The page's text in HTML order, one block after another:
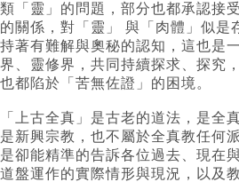
類「靈」的問題，部分也都承認接
的關係，對「靈」 與「肉體」似是
持著有難解與奧秘的認知，這也是
界、靈修界，共同持續探求、探究
也都陷於「苦無佐證」的困境。
「上古全真」是古老的道法，是全
是新興宗教，也不屬於全真教任何
是卻能精準的告訴各位過去、現在
道盤運作的實際情形與現況，以及